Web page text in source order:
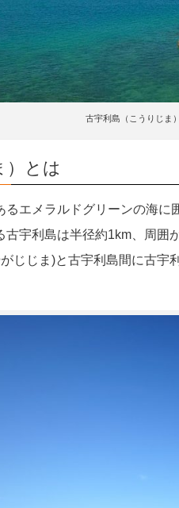
古宇利島（こうりじま）
）とは
エメラルドグリーンの海に
宇利島は半径約1km、周囲
じじま)と古宇利島間に古宇